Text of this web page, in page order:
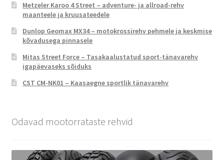
Metzeler Karoo 4 Street – adventure- ja allroad-rehv
maanteele ja kruusateedele
Dunlop Geomax MX34 – motokrossirehv pehmele ja keskmise
kõvadusega pinnasele
Mitas Street Force – Tasakaalustatud sport-tänavarehv
igapäevaseks sõiduks
CST CM-NK01 – Kaasaegne sportlik tänavarehv
Odavad mootorrataste rehvid